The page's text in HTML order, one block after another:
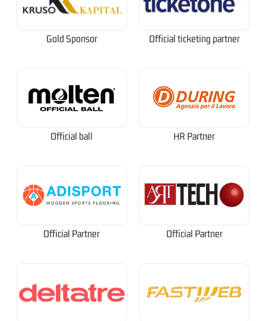
Gold Sponsor Official ticketing partner
Official ball HR Partner
Official Partner Official Partner